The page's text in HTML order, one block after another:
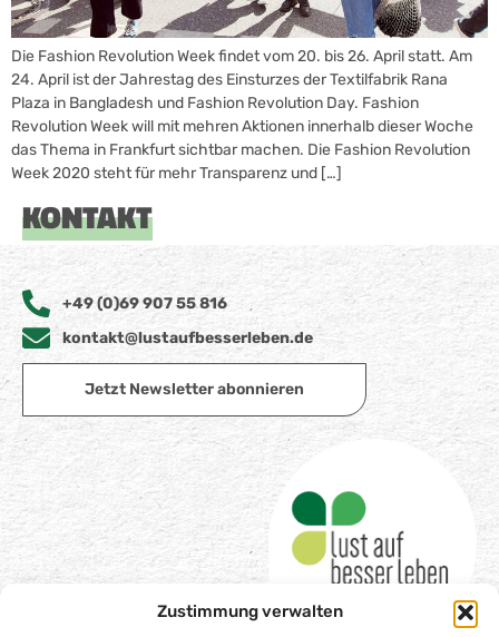
Zustimmung verwalten
Die Fashion Revolution Week findet vom 20. bis 26. April statt. Am
24. April ist der Jahrestag des Einsturzes der Textilfabrik Rana
Plaza in Bangladesh und Fashion Revolution Day. Fashion
Revolution Week will mit mehren Aktionen innerhalb dieser Woche
das Thema in Frankfurt sichtbar machen. Die Fashion Revolution
Week 2020 steht für mehr Transparenz und […]
KONTAKT
+49 (0)69 907 55 816
kontakt@lustaufbesserleben.de
Jetzt Newsletter abonnieren